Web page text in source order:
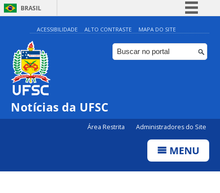
BRASIL
Simplifique!
Comunica BR
Participe
ACESSIBILIDADE ALTO CONTRASTE MAPA DO SITE
Notícias da UFSC
Área Restrita Administradores do Site
MENU